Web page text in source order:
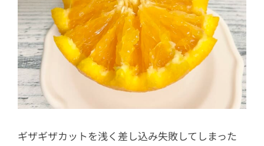
ギザギザカットを浅く差し込み失敗してしまった